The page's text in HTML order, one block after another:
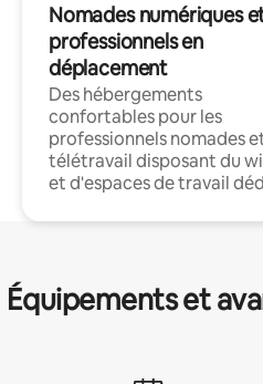
Nomades numériques
professionnels en
déplacement
Des hébergements
confortables pour les
professionnels nomades
télétravail disposant du
et d'espaces de travail
Équipements et